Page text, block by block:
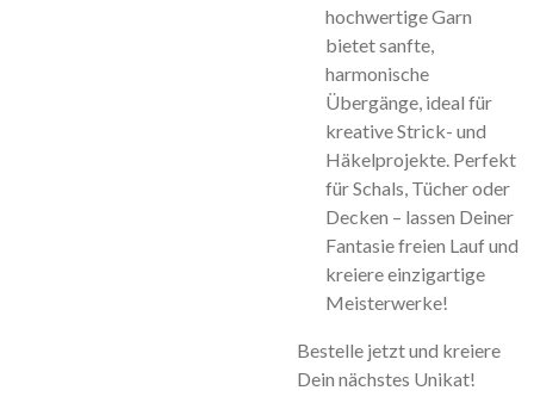
hochwertige Garn
bietet sanfte,
harmonische
Übergänge, ideal für
kreative Strick- und
Häkelprojekte. Perfekt
für Schals, Tücher oder
Decken – lassen Deiner
Fantasie freien Lauf und
kreiere einzigartige
Meisterwerke!
Bestelle jetzt und kreiere
Dein nächstes Unikat!